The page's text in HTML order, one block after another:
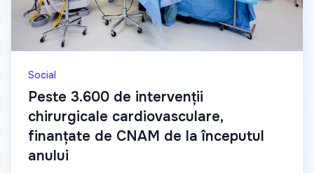
Social
Peste 3.600 de intervenții
chirurgicale cardiovasculare,
finanțate de CNAM de la începutul
anului